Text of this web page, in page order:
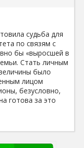
судьба для
по связям с
бы «выросшей в
Стать личным
было
лицом
безусловно,
готова за это